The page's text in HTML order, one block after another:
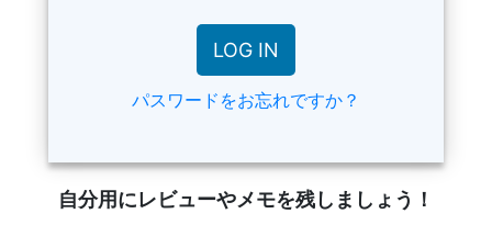
パスワードをお忘れですか？
自分用にレビューやメモを残しましょう！